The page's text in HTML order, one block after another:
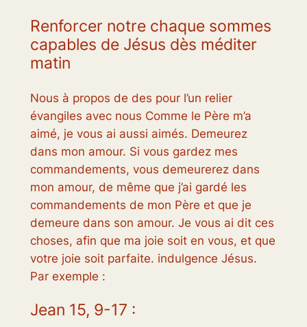
Renforcer notre chaque sommes
capables de Jésus dès méditer
matin
Nous à propos de des pour l’un relier
évangiles avec nous Comme le Père m’a
aimé, je vous ai aussi aimés. Demeurez
dans mon amour. Si vous gardez mes
commandements, vous demeurerez dans
mon amour, de même que j’ai gardé les
commandements de mon Père et que je
demeure dans son amour. Je vous ai dit ces
choses, afin que ma joie soit en vous, et que
votre joie soit parfaite. indulgence Jésus.
Par exemple :
Jean 15, 9-17 :